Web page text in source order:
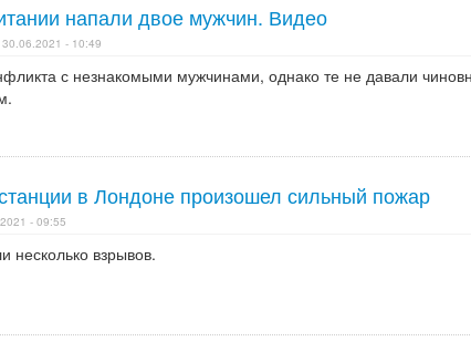
напали двое мужчин. Видео
30.06.2021 - 10:49
с незнакомыми мужчинами, однако те не давали
в Лондоне произошел сильный пожар
- 09:55
несколько взрывов.